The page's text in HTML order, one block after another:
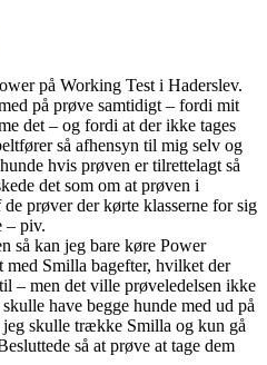
på Working Test i Haderslev.
på prøve samtidigt – fordi mit
det – og fordi at der ikke tages
så afhensyn til mig selv og
hvis prøven er tilrettelagt så
det som om at prøven i
prøver der kørte klasserne for sig
– piv.
så kan jeg bare køre Power
med Smilla bagefter, hvilket der
– men det ville prøveledelsen ikke
have begge hunde med ud på
skulle trække Smilla og kun gå
så at prøve at tage dem